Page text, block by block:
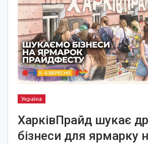
Україна
ХарківПрайд шукає
бізнеси для ярмарку